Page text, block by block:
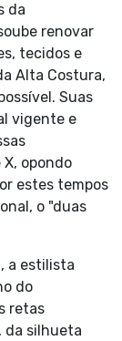
da
renovar
tecidos e
Alta Costura,
Suas
vigente e
opondo
estes tempos
o "duas
a estilista
do
retas
da silhueta